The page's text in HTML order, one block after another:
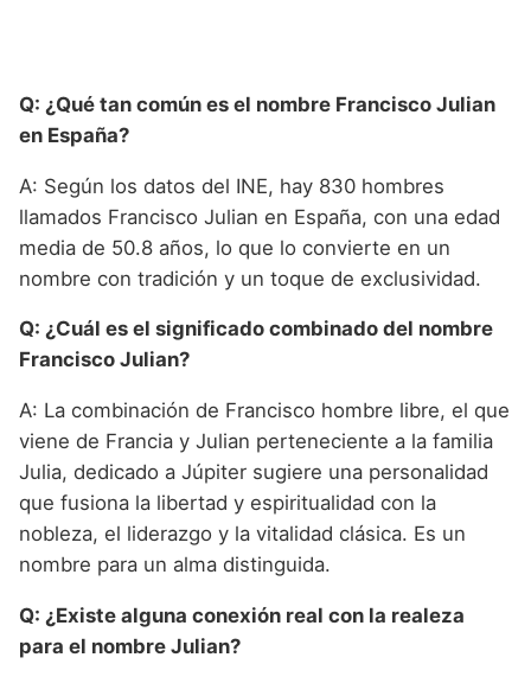
Q: ¿Qué tan común es el nombre Francisco Julian
en España?
A: Según los datos del INE, hay 830 hombres
llamados Francisco Julian en España, con una edad
media de 50.8 años, lo que lo convierte en un
nombre con tradición y un toque de exclusividad.
Q: ¿Cuál es el significado combinado del nombre
Francisco Julian?
A: La combinación de Francisco hombre libre, el que
viene de Francia y Julian perteneciente a la familia
Julia, dedicado a Júpiter sugiere una personalidad
que fusiona la libertad y espiritualidad con la
nobleza, el liderazgo y la vitalidad clásica. Es un
nombre para un alma distinguida.
Q: ¿Existe alguna conexión real con la realeza
para el nombre Julian?